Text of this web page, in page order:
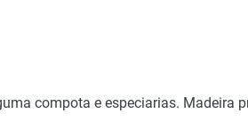
compota e especiarias. Madeira